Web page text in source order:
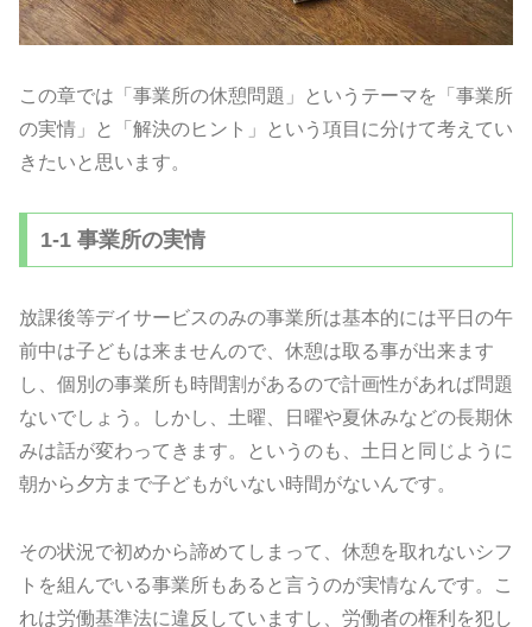
この章では「事業所の休憩問題」というテーマを「事業所
の実情」と「解決のヒント」という項目に分けて考えてい
きたいと思います。
1-1 事業所の実情
放課後等デイサービスのみの事業所は基本的には平日の午
前中は子どもは来ませんので、休憩は取る事が出来ます
し、個別の事業所も時間割があるので計画性があれば問題
ないでしょう。しかし、土曜、日曜や夏休みなどの長期休
みは話が変わってきます。というのも、土日と同じように
朝から夕方まで子どもがいない時間がないんです。
その状況で初めから諦めてしまって、休憩を取れないシフ
トを組んでいる事業所もあると言うのが実情なんです。こ
れは労働基準法に違反していますし、労働者の権利を犯し